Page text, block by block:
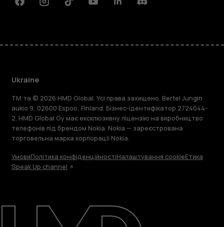
Детальніше
FacebookInstagramTiktokYoutubeLinkedinDiscord
Ukraine
TM та © 2026 HMD Global. Усі права захищено. Bertel Jungin
aukio 9, 02600 Espoo, Finland. Бізнес-ідентифікатор 2724044-
2. HMD Global Oy має ексклюзивну ліцензію на виробництво
телефонів під брендом Nokia. Nokia — зареєстрована
торговельна марка корпорації Nokia.
УмовиПолітика конфіденційностіНалаштування cookieЕтика
Speak Up channel